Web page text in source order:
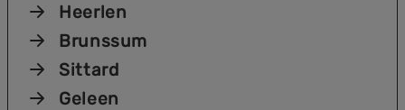
Heerlen
Brunssum
Sittard
Geleen